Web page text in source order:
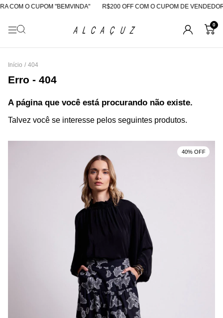
COM O CUPOM "BEMVINDA" R$200 OFF COM O CUPOM DE
0
Início / 404
Erro - 404
A página que você está procurando não existe.
Talvez você se interesse pelos seguintes produtos.
40% OFF